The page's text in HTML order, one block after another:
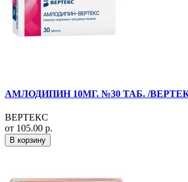
АМЛОДИПИН 10МГ. №30 ТАБ. /
ВЕРТЕКС
от 105.00 р.
В корзину